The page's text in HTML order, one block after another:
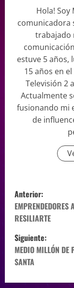
Hola!
comunicadora
trabajado
estuve 5 años,
15 años en
Televisión 2
Actualmente
fusionando mi
de
Anterior:
EMPRENDEDORES
RESILIARTE
Siguiente:
MEDIO MILLÓN DE
SANTA